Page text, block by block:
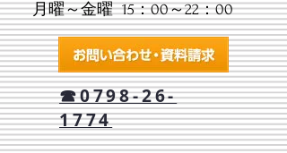
月曜～金曜 15：00～22：00​
☎0798-26-
1774